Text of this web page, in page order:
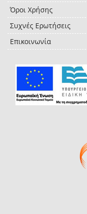
Όροι Χρήσης
Συχνές Ερωτήσεις
Επικοινωνία